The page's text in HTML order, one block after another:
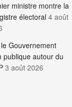
ministre montre la
électoral 4 août
Gouvernement
publique autour du
3 août 2026